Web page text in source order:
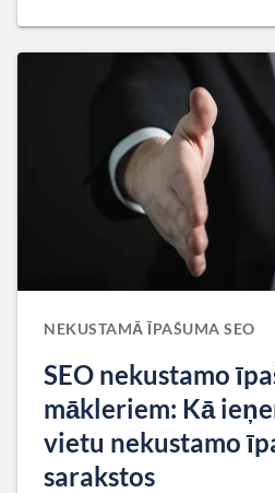
NEKUSTAMĀ ĪPAŠUMA SEO
SEO nekustamo
mākleriem: Kā
vietu nekustamo
sarakstos